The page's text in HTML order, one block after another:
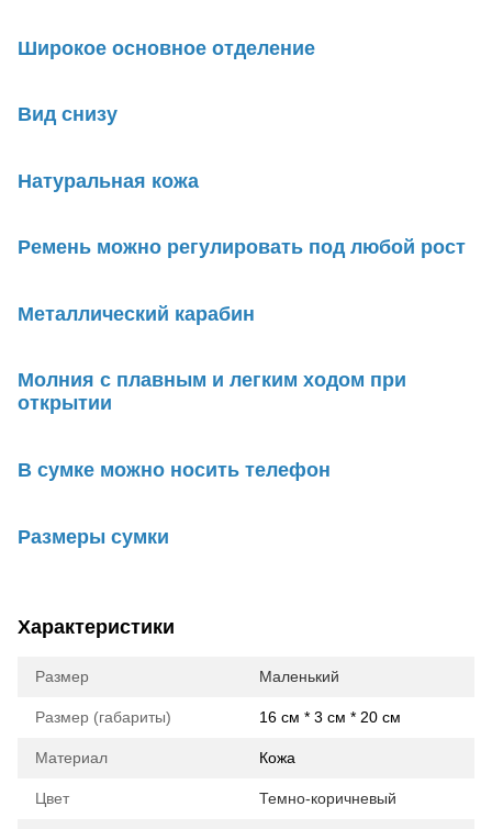
Широкое основное отделение
Вид снизу
Натуральная кожа
Ремень можно регулировать под любой рост
Металлический карабин
Молния с плавным и легким ходом при
открытии
В сумке можно носить телефон
Размеры сумки
Характеристики
Размер Маленький
Размер (габариты) 16 см * 3 см * 20 см
Материал Кожа
Цвет Темно-коричневый